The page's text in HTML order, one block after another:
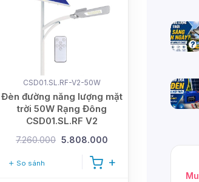
CSD01.SL.RF-V2-50W
Đèn đường năng lượng mặt
trời 50W Rạng Đông
CSD01.SL.RF V2
7.260.000 5.808.000
So sánh